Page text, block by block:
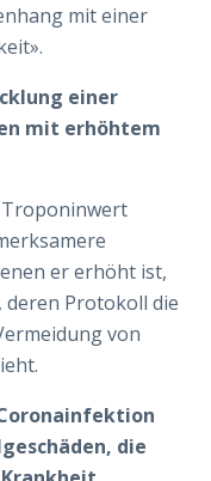
mit einer
einer
mit erhöhtem
Troponinwert
er erhöht ist,
Protokoll die
von
die